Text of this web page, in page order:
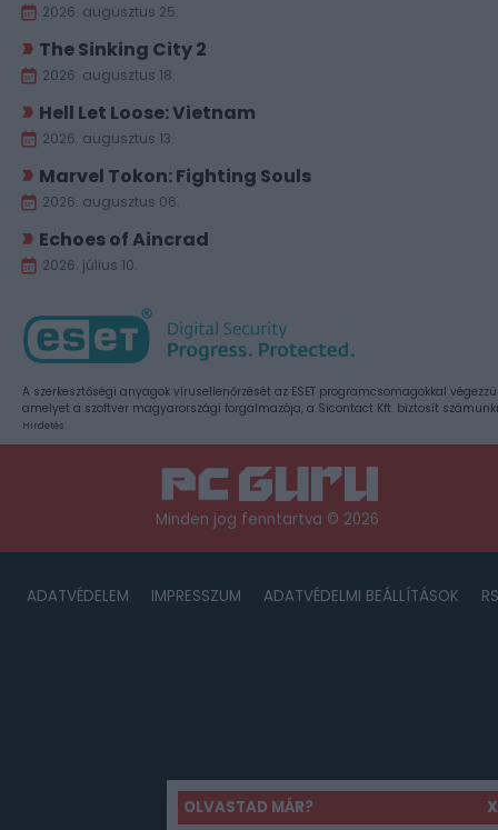
OLVASTAD MÁR? X
2026. augusztus 25.
The Sinking City 2
2026. augusztus 18.
Hell Let Loose: Vietnam
2026. augusztus 13.
Marvel Tokon: Fighting Souls
2026. augusztus 06.
Echoes of Aincrad
2026. július 10.
A szerkesztőségi anyagok vírusellenőrzését az ESET programcsomagokkal
amelyet a szoftver magyarországi forgalmazója, a Sicontact Kft. biztosít
Hirdetés
Minden jog fenntartva © 2026
ADATVÉDELEM IMPRESSZUM ADATVÉDELMI BEÁLLÍTÁSOK